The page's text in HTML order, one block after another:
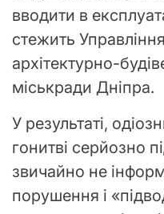
вводити в
стежить
архітектурно-
міськради Дніпра.
У результаті,
гонитві серйозно
звичайно не
порушення і